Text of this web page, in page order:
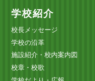
学校紹介
校長メッセージ
学校の沿革
施設紹介・校内案内図
校章・校歌